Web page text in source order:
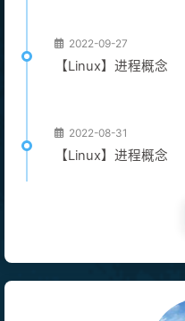
2022-09-27
【Linux】进程概念
2022-08-31
【Linux】进程概念